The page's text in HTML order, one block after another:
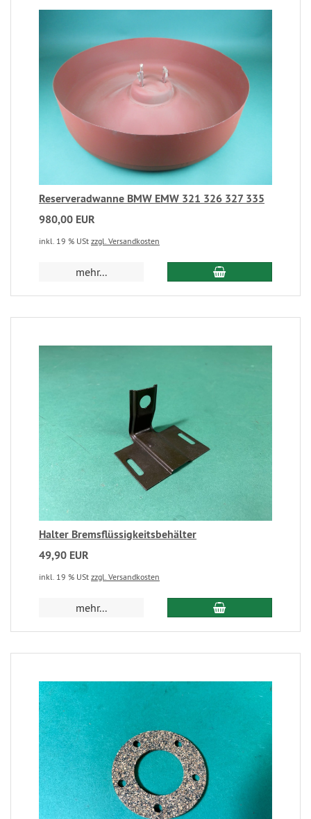
Reserveradwanne BMW EMW 321 326 327 335
980,00 EUR
inkl. 19 % USt zzgl. Versandkosten
mehr...
Halter Bremsflüssigkeitsbehälter
49,90 EUR
inkl. 19 % USt zzgl. Versandkosten
mehr...